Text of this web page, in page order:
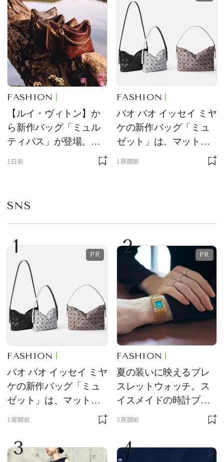
FASHION
【ルイ・ヴィトン】か
ら新作バッグ「ミュル
ティパス」が登場。ミ
ニサイズもラインナッ
1日前
FASHION
バオ バオ イッセイ ミヤ
ケの新作バッグ「ミュ
ゼット」は、マットな
1週間前
SNS
1
FASHION
バオ バオ イッセイ ミヤ
ケの新作バッグ「ミュ
ゼット」は、マットな
1週間前
2
FASHION
夏の装いに映えるブレ
スレットウォッチ。ス
イスメイドの時計ブラ
ンド【フレデリック・
をレビュー。【それい
け！ 良品ハンター】
3週間前
3 4